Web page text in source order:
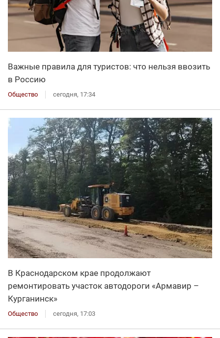
Важные правила для туристов: что нельзя ввозить
в Россию
Общество сегодня, 17:34
В Краснодарском крае продолжают
ремонтировать участок автодороги «Армавир –
Курганинск»
Общество сегодня, 17:03